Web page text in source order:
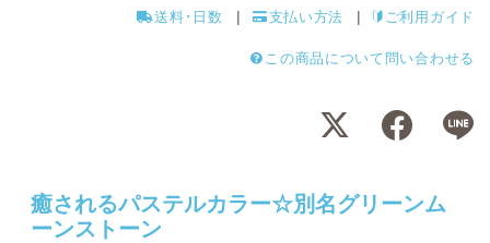
送料･日数 支払い方法 ご利用ガイド
この商品について問い合わせる
癒されるパステルカラー☆別名グリーンム
ーンストーン